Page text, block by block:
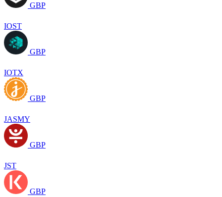
GBP
IOST
GBP
IOTX
GBP
JASMY
GBP
JST
GBP